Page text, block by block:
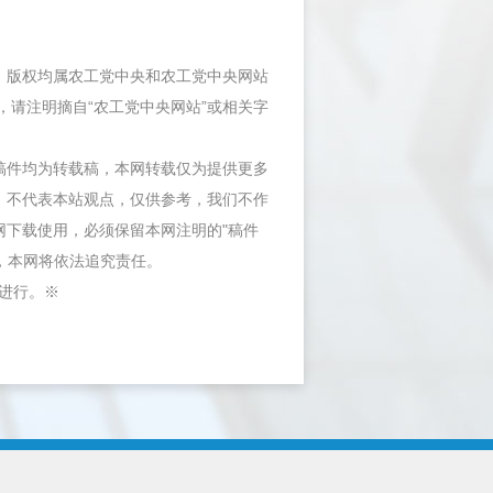
权均属农工党中央和农工党中央网站
注明摘自“农工党中央网站”或相关字
均为转载稿，本网转载仅为提供更多
代表本站观点，仅供参考，我们不作
载使用，必须保留本网注明的"稿件
网将依法追究责任。
行。※